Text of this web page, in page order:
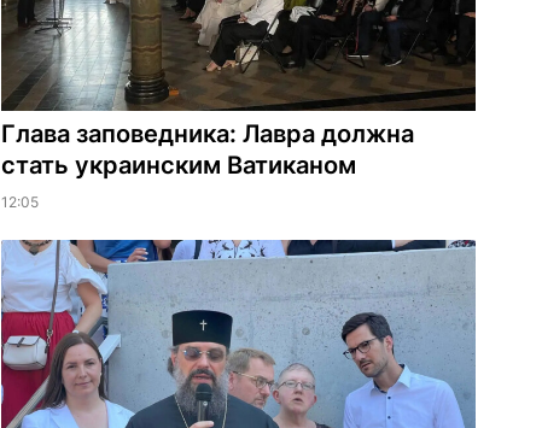
Глава заповедника: Лавра должна
стать украинским Ватиканом
12:05